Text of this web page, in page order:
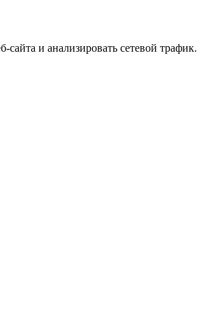
и анализировать сетевой трафик.